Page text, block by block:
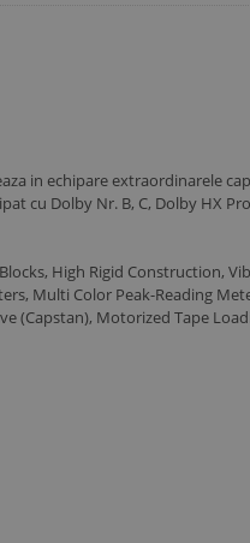
in echipare extraordinarele
B, C, Dolby HX Pro
High Rigid Construction,
Multi Color Peak-Reading
(Capstan), Motorized Tape